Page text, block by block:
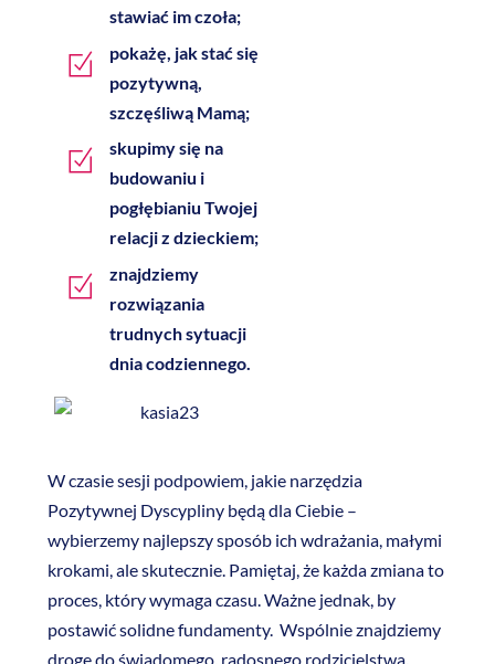
stawiać im czoła;
pokażę, jak stać się
pozytywną,
szczęśliwą Mamą;
skupimy się na
budowaniu i
pogłębianiu Twojej
relacji z dzieckiem;
znajdziemy
rozwiązania
trudnych sytuacji
dnia codziennego.
W czasie sesji podpowiem, jakie narzędzia
Pozytywnej Dyscypliny będą dla Ciebie –
wybierzemy najlepszy sposób ich wdrażania, małymi
krokami, ale skutecznie. Pamiętaj, że każda zmiana to
proces, który wymaga czasu. Ważne jednak, by
postawić solidne fundamenty. Wspólnie znajdziemy
drogę do świadomego, radosnego rodzicielstwa.